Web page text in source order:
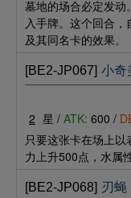
墓地的场合必定发
入手牌。这个回合
及其同名卡的效果。
[BE2-JP067] 小奇
2 星 / ATK: 600 /
只要这张卡在场上
力上升500点，水属
[BE2-JP068] 刃蝇